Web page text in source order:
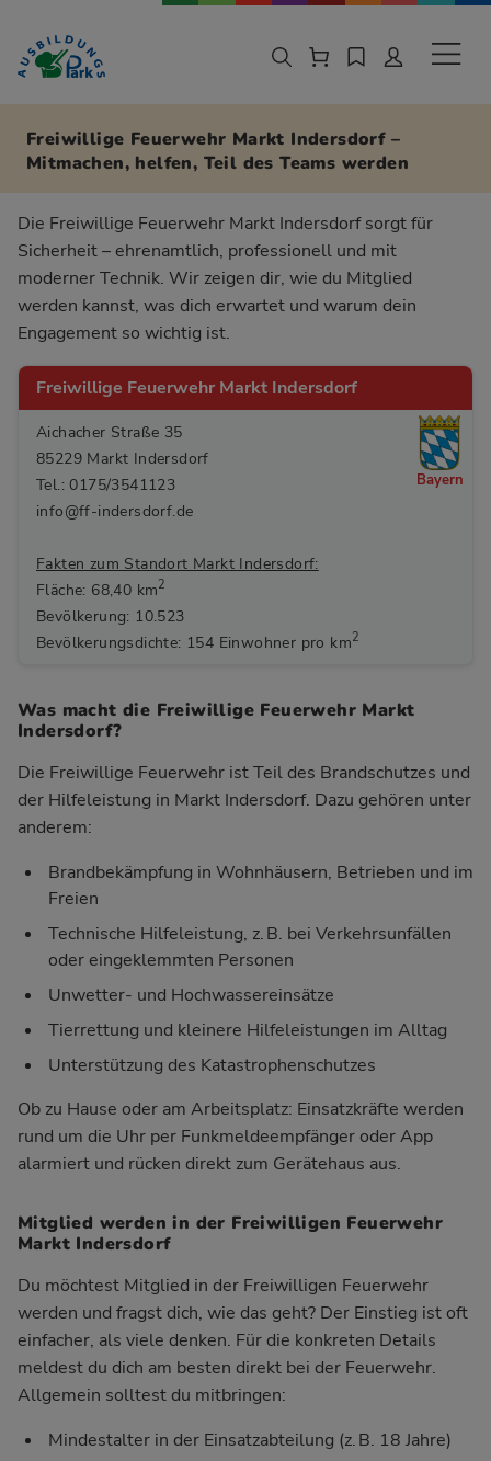
Zur Navigation springen
Zu den Hauptinhalten springen
Freiwillige Feuerwehr Markt Indersdorf –
Mitmachen, helfen, Teil des Teams werden
Die Freiwillige Feuerwehr Markt Indersdorf sorgt für
Sicherheit – ehrenamtlich, professionell und mit
moderner Technik. Wir zeigen dir, wie du Mitglied
werden kannst, was dich erwartet und warum dein
Engagement so wichtig ist.
Freiwillige Feuerwehr Markt Indersdorf
Aichacher Straße 35
85229 Markt Indersdorf
Tel.: 0175/3541123
info@ff-indersdorf.de
Fakten zum Standort Markt Indersdorf:
Fläche: 68,40 km2
Bevölkerung: 10.523
Bevölkerungsdichte: 154 Einwohner pro km2
Bayern
Was macht die Freiwillige Feuerwehr Markt
Indersdorf?
Die Freiwillige Feuerwehr ist Teil des Brandschutzes und
der Hilfeleistung in Markt Indersdorf. Dazu gehören unter
anderem:
Brandbekämpfung in Wohnhäusern, Betrieben und im
Freien
Technische Hilfeleistung, z. B. bei Verkehrsunfällen
oder eingeklemmten Personen
Unwetter- und Hochwassereinsätze
Tierrettung und kleinere Hilfeleistungen im Alltag
Unterstützung des Katastrophenschutzes
Ob zu Hause oder am Arbeitsplatz: Einsatzkräfte werden
rund um die Uhr per Funkmeldeempfänger oder App
alarmiert und rücken direkt zum Gerätehaus aus.
Mitglied werden in der Freiwilligen Feuerwehr
Markt Indersdorf
Du möchtest Mitglied in der Freiwilligen Feuerwehr
werden und fragst dich, wie das geht? Der Einstieg ist oft
einfacher, als viele denken. Für die konkreten Details
meldest du dich am besten direkt bei der Feuerwehr.
Allgemein solltest du mitbringen:
Mindestalter in der Einsatzabteilung (z. B. 18 Jahre)